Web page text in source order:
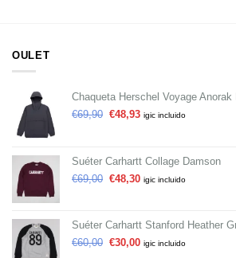
OULET
Chaqueta Herschel Voyage Anorak
€69,90 €48,93 igic incluido
Suéter Carhartt Collage Damson
€69,00 €48,30 igic incluido
Suéter Carhartt Stanford Heather
€60,00 €30,00 igic incluido